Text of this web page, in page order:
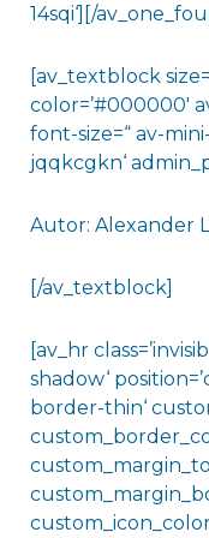
14sqi‘][/
[av_textblock
color=’#000000′
font-size=“ av-
jqqkcgkn‘
Autor: Alexander
[/av_textblock]
[av_hr
shadow‘
border-thin‘